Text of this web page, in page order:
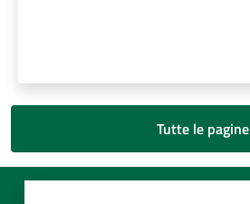
Tutte le pagine